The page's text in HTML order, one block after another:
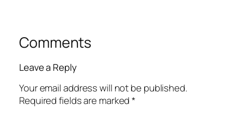
Comments
Leave a Reply
Your email address will not be published.
Required fields are marked*